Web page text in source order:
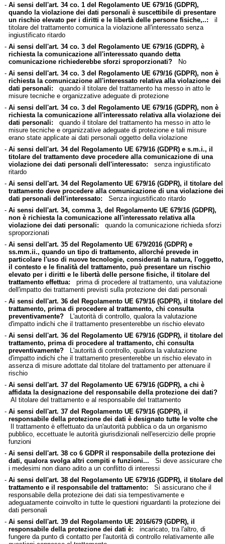
- Ai sensi dell'art. 34 co. 1 del Regolamento UE 679/16 (GDPR),
quando la violazione dei dati personali è suscettibile di presentare
un rischio elevato per i diritti e le libertà delle persone fisiche,..: il
titolare del trattamento comunica la violazione all'interessato senza
ingiustificato ritardo
- Ai sensi dell'art. 34 co. 3 del Regolamento UE 679/16 (GDPR), è
richiesta la comunicazione all'interessato quando detta
comunicazione richiederebbe sforzi sproporzionati?No
- Ai sensi dell'art. 34 co. 3 del Regolamento UE 679/16 (GDPR), non è
richiesta la comunicazione all'interessato relativa alla violazione dei
dati personali: quando il titolare del trattamento ha messo in atto le
misure tecniche e organizzative adeguate di protezione
- Ai sensi dell'art. 34 co. 3 del Regolamento UE 679/16 (GDPR), non è
richiesta la comunicazione all'interessato relativa alla violazione dei
dati personali: quando il titolare del trattamento ha messo in atto le
misure tecniche e organizzative adeguate di protezione e tali misure
erano state applicate ai dati personali oggetto della violazione
- Ai sensi dell'art. 34 del Regolamento UE 679/16 (GDPR) e s.m.i., il
titolare del trattamento deve procedere alla comunicazione di una
violazione dei dati personali dell'interessato: senza ingiustificato
ritardo
- Ai sensi dell'art. 34 del Regolamento UE 679/16 (GDPR), il titolare del
trattamento deve procedere alla comunicazione di una violazione dei
dati personali dell'interessato: Senza ingiustificato ritardo
- Ai sensi dell'art. 34, comma 3, del Regolamento UE 679/16 (GDPR),
non è richiesta la comunicazione all'interessato relativa alla
violazione dei dati personali: quando la comunicazione richieda sforzi
sproporzionati
- Ai sensi dell'art. 35 del Regolamento UE 679/2016 (GDPR) e
ss.mm.ii., quando un tipo di trattamento, allorché prevede in
particolare l'uso di nuove tecnologie, considerati la natura, l'oggetto,
il contesto e le finalità del trattamento, può presentare un rischio
elevato per i diritti e le libertà delle persone fisiche, il titolare del
trattamento effettua: prima di procedere al trattamento, una valutazione
dell'impatto dei trattamenti previsti sulla protezione dei dati personali
- Ai sensi dell'art. 36 del Regolamento UE 679/16 (GDPR), il titolare del
trattamento, prima di procedere al trattamento, chi consulta
preventivamente?L'autorità di controllo, qualora la valutazione
d'impatto indichi che il trattamento presenterebbe un rischio elevato
- Ai sensi dell'art. 36 del Regolamento UE 679/16 (GDPR), il titolare del
trattamento, prima di procedere al trattamento, chi consulta
preventivamente?L'autorità di controllo, qualora la valutazione
d'impatto indichi che il trattamento presenterebbe un rischio elevato in
assenza di misure adottate dal titolare del trattamento per attenuare il
rischio
- Ai sensi dell'art. 37 del Regolamento UE 679/16 (GDPR), a chi è
affidata la designazione del responsabile della protezione dei dati?
Al titolare del trattamento e al responsabile del trattamento
- Ai sensi dell'art. 37 del Regolamento UE 679/16 (GDPR), il
responsabile della protezione dei dati è designato tutte le volte che
Il trattamento è effettuato da un'autorità pubblica o da un organismo
pubblico, eccettuate le autorità giurisdizionali nell'esercizio delle proprie
funzioni
- Ai sensi dell'art. 38 co 6 GDPR il responsabile della protezione dei
dati, qualora svolga altri compiti e funzioni... Si deve assicurare che
i medesimi non diano adito a un conflitto di interessi
- Ai sensi dell'art. 38 del Regolamento UE 679/16 (GDPR), il titolare del
trattamento e il responsabile del trattamento: Si assicurano che il
responsabile della protezione dei dati sia tempestivamente e
adeguatamente coinvolto in tutte le questioni riguardanti la protezione dei
dati personali
- Ai sensi dell'art. 39 del Regolamento UE 2016/679 (GDPR), il
responsabile della protezione dei dati è: incaricato, tra l'altro, di
fungere da punto di contatto per l'autorità di controllo relativamente alle